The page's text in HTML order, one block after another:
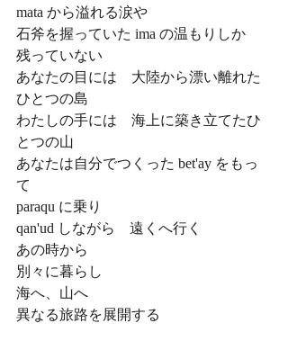
mata から溢れる涙や
石斧を握っていた ima の温もりしか
残っていない
あなたの目には　大陸から漂い離れた
ひとつの島
わたしの手には　海上に築き立てたひ
とつの山
あなたは自分でつくった bet'ay をもっ
て
paraqu に乗り
qan'ud しながら　遠くへ行く
あの時から
別々に暮らし
海へ、山へ
異なる旅路を展開する